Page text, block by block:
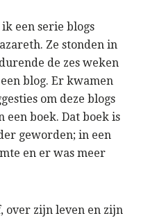
een serie blogs
Ze stonden in
de zes weken
blog. Er kwamen
om deze blogs
een boek. Dat boek is
geworden; in een
en er was meer
over zijn leven en zijn